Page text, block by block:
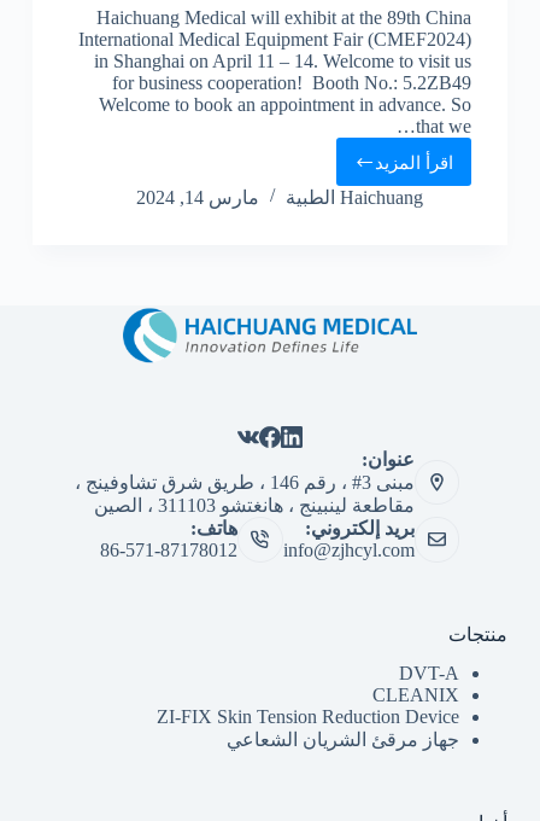
Haichuang Medical will exhibit at the 89th China
International Medical Equipment Fair (CMEF2024)
in Shanghai on April 11 – 14. Welcome to visit us
for business cooperation! Booth No.: 5.2ZB49
Welcome to book an appointment in advance. So
that we…
اقرأ المزيد
Haichuang الطبية مارس 14, 2024
عنوان:
مبنى 3# ، رقم 146 ، طريق شرق تشاوفينج ،
مقاطعة لينبينج ، هانغتشو 311103 ، الصين
بريد إلكتروني:
info@zjhcyl.com
هاتف:
86-571-87178012
منتجات
DVT-A
CLEANIX
ZI-FIX Skin Tension Reduction Device
جهاز مرقئ الشريان الشعاعي